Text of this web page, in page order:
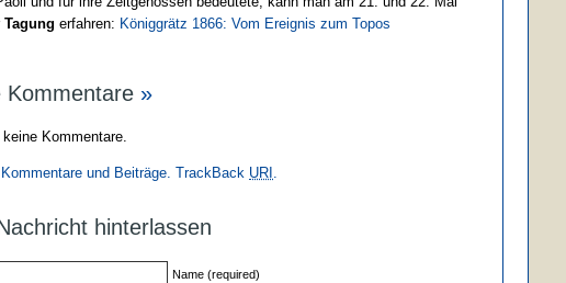
Tagung erfahren: Königgrätz 1866: Vom Ereignis zum Topos
Kommentare »
Kommentare.
und Beiträge. TrackBack URI .
hinterlassen
Name (required)